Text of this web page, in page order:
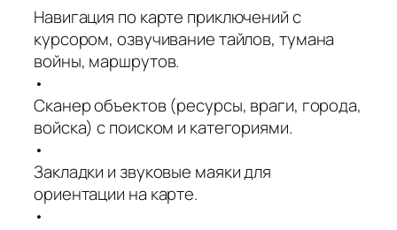
Навигация по карте приключений с
курсором, озвучивание тайлов, тумана
войны, маршрутов.
•
Сканер объектов (ресурсы, враги, города,
войска) с поиском и категориями.
•
Закладки и звуковые маяки для
ориентации на карте.
•